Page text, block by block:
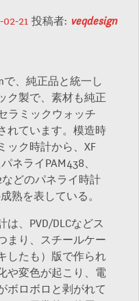
02-21 投稿者: veqdesign
、純正品と統一し
ク製で、素材も純正
ラミックウォッチ
れています。模造時
ック時計から、XF
ネライPAM438、
などのパネライ時計
熟を表している。
、PVD/DLCなどス
まり、スチールケー
したも）版で作られ
や変色が起こり、電
ボロボロと剥がれて